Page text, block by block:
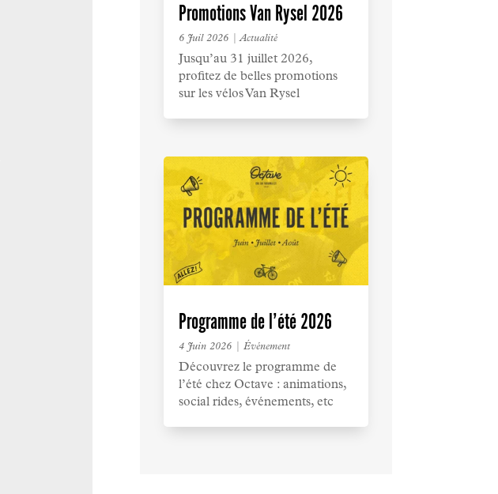
Promotions Van Rysel 2026
6 Juil 2026|Actualité
Jusqu’au 31 juillet 2026,
profitez de belles promotions
sur les vélos Van Rysel
Programme de l’été 2026
4 Juin 2026| Événement
Découvrez le programme de
l’été chez Octave : animations,
social rides, événements, etc